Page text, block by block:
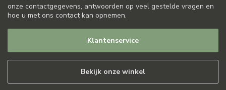
onze contactgegevens, antwoorden op veel gestelde vragen en
hoe u met ons contact kan opnemen.
Klantenservice
Bekijk onze winkel